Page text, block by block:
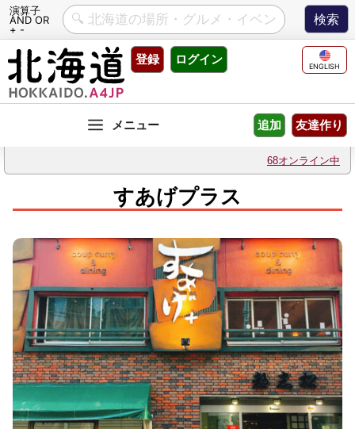
演算子
AND OR
+ -
Skip
content
登録 ログイン ENGLISH
友達作り
追加
68オンライン中
すあげプラス